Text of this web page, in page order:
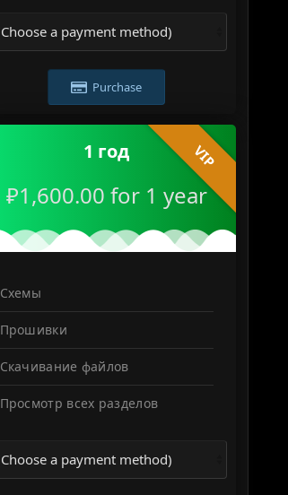
Purchase
VIP
1 год
₽1,600.00 for 1 year
Схемы
Прошивки
Скачивание файлов
Просмотр всех разделов